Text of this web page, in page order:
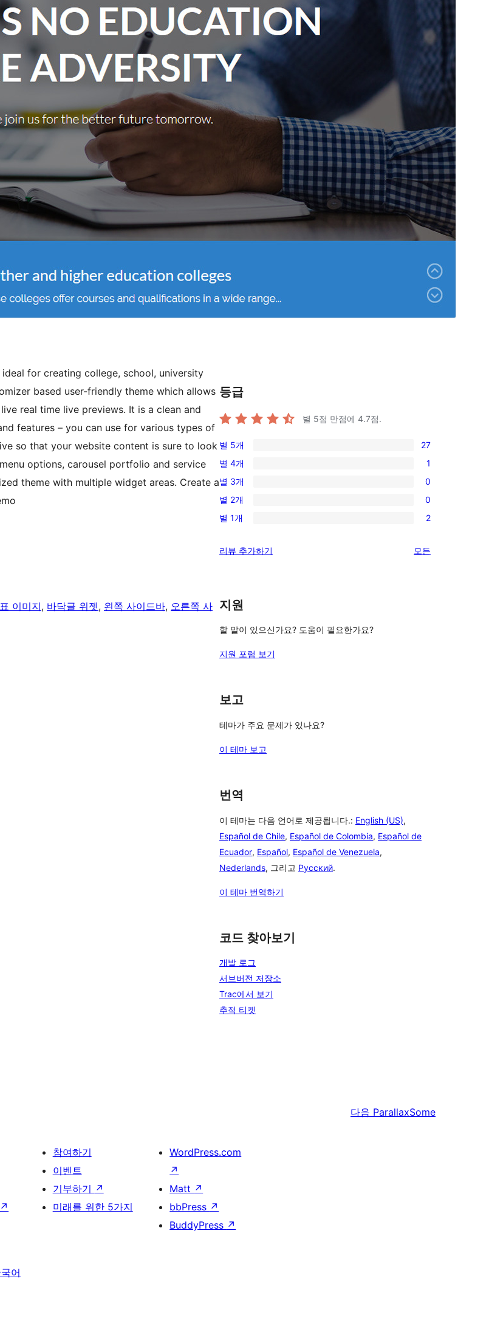
ideal for creating college, school, university
based user-friendly theme which allows
real time live previews. It is a clean and
features – you can use for various types of
so that your website content is sure to look
options, carousel portfolio and service
theme with multiple widget areas. Create a
이미지, 바닥글 위젯, 왼쪽 사이드바, 오른쪽 사
등급
별 5점 만점에 4.7점.
27/5-
별
점
후
기
별 5개 27
1/4-
별
점
후
별 4개 1
0/3-
별
점
기
별 3개 0
0/2-
별
후
별 2개 0
2/1-
점
별 1개 2
리뷰 추가하기 모든
지원
할 말이 있으신가요? 도움이 필요한가요?
지원 포럼 보기
보고
테마가 주요 문제가 있나요?
이 테마 보고
번역
이 테마는 다음 언어로 제공됩니다.: English (US),
Español de Chile, Español de Colombia, Español de
Ecuador, Español, Español de Venezuela,
Nederlands, 그리고 Русский.
이 테마 번역하기
코드 찾아보기
개발 로그
서브버전 저장소
Trac에서 보기
추적 티켓
다음 ParallaxSome
↗
참여하기
이벤트
기부하기 ↗
미래를 위한 5가지
WordPress.com
↗
Matt ↗
bbPress ↗
BuddyPress ↗
어